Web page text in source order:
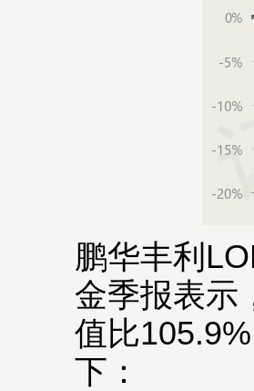
鹏华丰利
金季报表示
值比
下：